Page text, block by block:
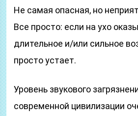
Не самая опасная, но
Все просто: если на ухо
длительное и/или сильное
просто устает.
Уровень звукового
современной цивилизации